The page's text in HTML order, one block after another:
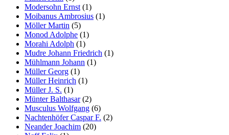
Modersohn Ernst (1)
Moibanus Ambrosius (1)
Möller Martin (5)
Monod Adolphe (1)
Morahi Adolph (1)
Mudre Johann Friedrich (1)
Mühlmann Johann (1)
Müller Georg (1)
Müller Heinrich (1)
Müller J. S. (1)
Münter Balthasar(2)
Musculus Wolfgang (6)
Nachtenhöfer Caspar F. (2)
Neander Joachim (20)